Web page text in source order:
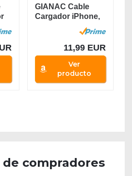
GIANAC Cable
Cargador iPhone,
[4pack 0.3M 1M
11,99 EUR
Ver
producto
compradores